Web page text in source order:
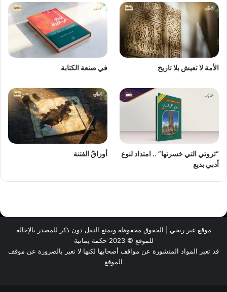
الأمة لا تعيش بلا تاريخ في صنعة الكتابة
“ثروتي التي خسرتها” .. امتداد لنوع
أدبي بديع
أوراقُ الفتنة
موقع غير ربحي | الحقوق محفوظة ويمنع النقل دون ذكر للمصدر بالإحالة
للموقع © 2023 حكمة يمانية
قد تعبر المواد المنشورة عن مواقف أصحابها لكنها لا تعبر بالضرورة عن موقف
الموقع